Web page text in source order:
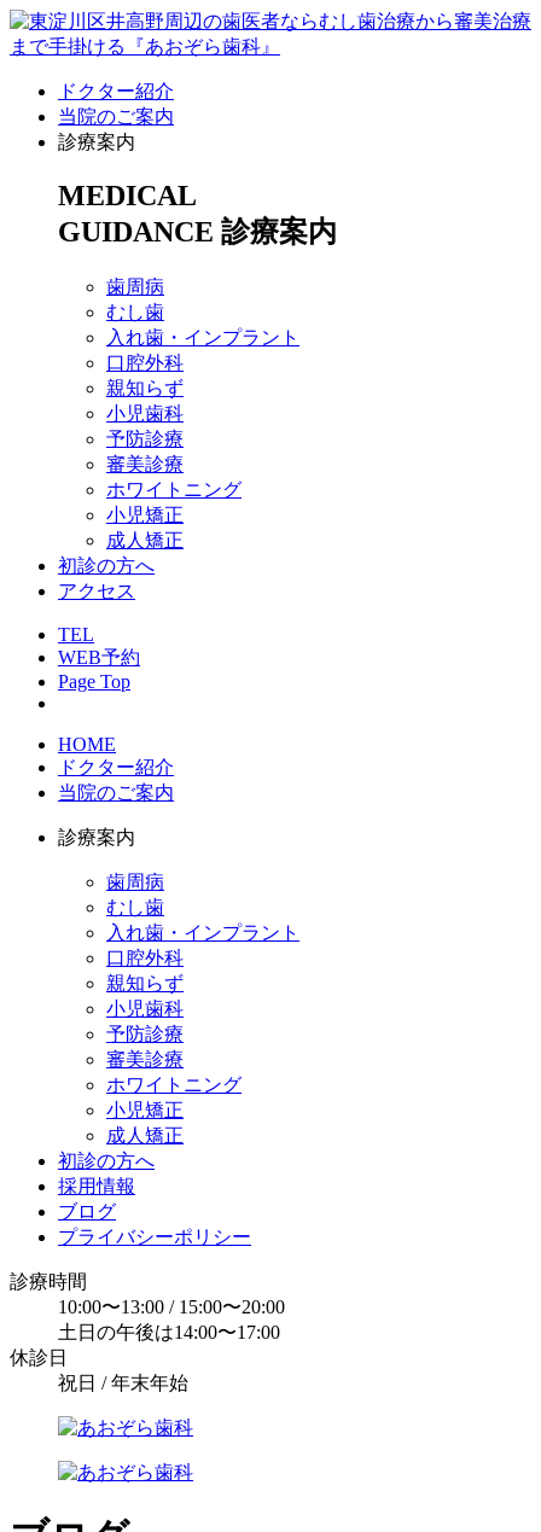
ドクター紹介
当院のご案内
診療案内
MEDICAL
GUIDANCE 診療案内
歯周病
むし歯
入れ歯・インプラント
口腔外科
親知らず
小児歯科
予防診療
審美診療
ホワイトニング
小児矯正
成人矯正
初診の方へ
アクセス
TEL
WEB予約
Page Top
HOME
ドクター紹介
当院のご案内
診療案内
歯周病
むし歯
入れ歯・インプラント
口腔外科
親知らず
小児歯科
予防診療
審美診療
ホワイトニング
小児矯正
成人矯正
初診の方へ
採用情報
ブログ
プライバシーポリシー
診療時間
10:00〜13:00 / 15:00〜20:00
土日の午後は14:00〜17:00
休診日
祝日 / 年末年始